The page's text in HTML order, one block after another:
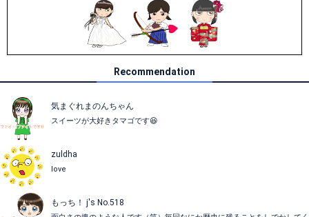
Recommendation
気まぐれまのんちゃん
スイーツが大好きタマゴです😆
zuldha
love
もっち！ j's No.518